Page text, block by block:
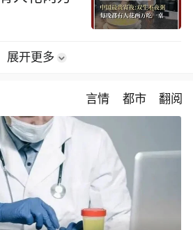
展开更多
言情 都市 翻阅